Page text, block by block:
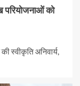
परियोजनाओं को
स्वीकृति अनिवार्य,